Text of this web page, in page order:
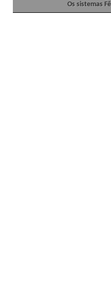
Os sistemas